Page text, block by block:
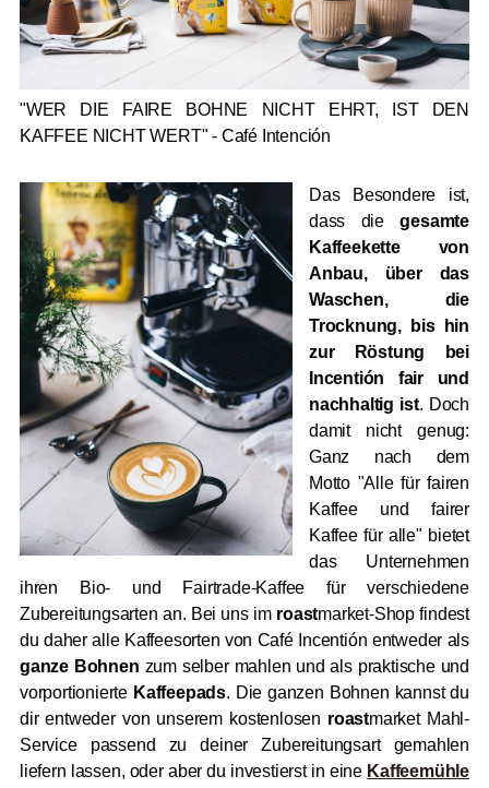
"WER DIE FAIRE BOHNE NICHT EHRT, IST DEN
KAFFEE NICHT WERT" - Café Intención
Das Besondere ist,
dass diegesamte
Kaffeekette von
Anbau, über das
Waschen, die
Trocknung, bis hin
zur Röstung bei
Incentión fair und
nachhaltig ist. Doch
damit nicht genug:
Ganz nach dem
Motto "Alle für fairen
Kaffee und fairer
Kaffee für alle" bietet
das Unternehmen
ihren Bio- und Fairtrade-Kaffee für verschiedene
Zubereitungsarten an. Bei uns im roastmarket-Shop findest
du daher alle Kaffeesorten von Café Incentión entweder als
ganze Bohnen zum selber mahlen und als praktische und
vorportionierte Kaffeepads. Die ganzen Bohnen kannst du
dir entweder von unserem kostenlosen roastmarket Mahl-
Service passend zu deiner Zubereitungsart gemahlen
liefern lassen, oder aber du investierst in eine Kaffeemühle